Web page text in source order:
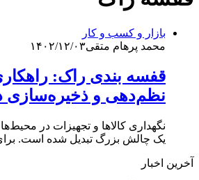
بازار و کسب و کار
محمد پرهام متقی۱۴۰۲/۱۲/۰۳
قفسه بندی راک:
نظم‌دهی و ذخیره‌سازی
نگهداری کالاها و تجهیزات در
یک چالش بزرگ تبدیل شده است.
آخرین اخبار